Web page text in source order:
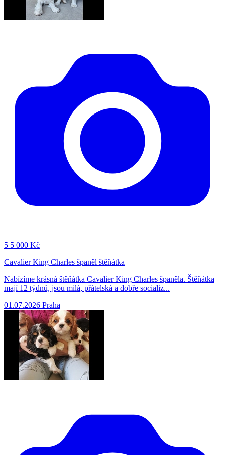
5 5 000 Kč
Cavalier King Charles španěl štěňátka
Nabízíme krásná štěňátka Cavalier King Charles španěla. Štěňátka
mají 12 týdnů, jsou milá, přátelská a dobře socializ...
01.07.2026 Praha